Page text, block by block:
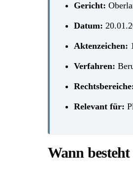
Gericht:
Datum:
Aktenzeichen:
Verfahren:
Relevant für:
Wann